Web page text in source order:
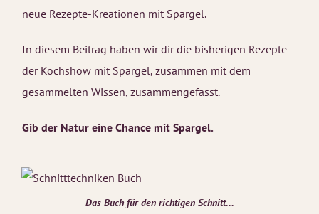
neue Rezepte-Kreationen mit Spargel.
In diesem Beitrag haben wir dir die bisherigen Rezepte
der Kochshow mit Spargel, zusammen mit dem
gesammelten Wissen, zusammengefasst.
Gib der Natur eine Chance mit Spargel.
Das Buch für den richtigen Schnitt...